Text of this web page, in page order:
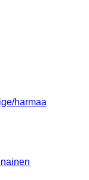
harmaa